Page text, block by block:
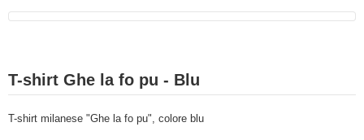
T-shirt Ghe la fo pu - Blu
T-shirt milanese "Ghe la fo pu", colore blu